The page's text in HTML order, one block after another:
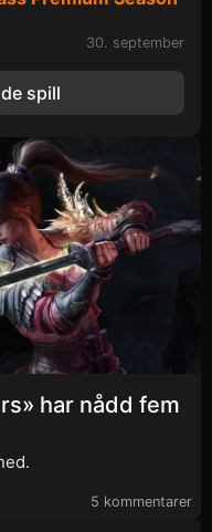
30. september
spill
har nådd fem
5 kommentarer